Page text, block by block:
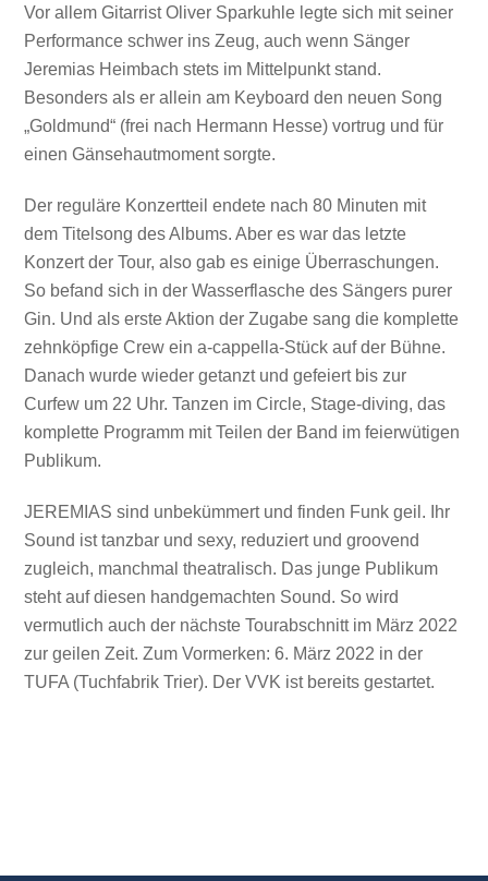
Vor allem Gitarrist Oliver Sparkuhle legte sich mit seiner
Performance schwer ins Zeug, auch wenn Sänger
Jeremias Heimbach stets im Mittelpunkt stand.
Besonders als er allein am Keyboard den neuen Song
„Goldmund“ (frei nach Hermann Hesse) vortrug und für
einen Gänsehautmoment sorgte.
Der reguläre Konzertteil endete nach 80 Minuten mit
dem Titelsong des Albums. Aber es war das letzte
Konzert der Tour, also gab es einige Überraschungen.
So befand sich in der Wasserflasche des Sängers purer
Gin. Und als erste Aktion der Zugabe sang die komplette
zehnköpfige Crew ein a-cappella-Stück auf der Bühne.
Danach wurde wieder getanzt und gefeiert bis zur
Curfew um 22 Uhr. Tanzen im Circle, Stage-diving, das
komplette Programm mit Teilen der Band im feierwütigen
Publikum.
JEREMIAS sind unbekümmert und finden Funk geil. Ihr
Sound ist tanzbar und sexy, reduziert und groovend
zugleich, manchmal theatralisch. Das junge Publikum
steht auf diesen handgemachten Sound. So wird
vermutlich auch der nächste Tourabschnitt im März 2022
zur geilen Zeit. Zum Vormerken: 6. März 2022 in der
TUFA (Tuchfabrik Trier). Der VVK ist bereits gestartet.